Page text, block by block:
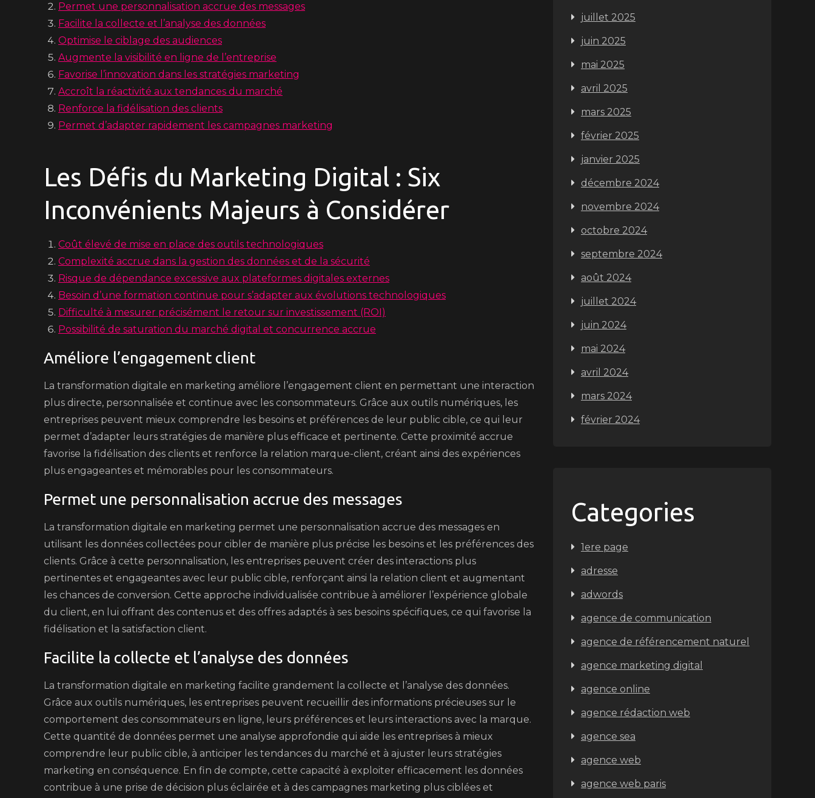
Permet une personnalisation accrue des messages
Facilite la collecte et l’analyse des données
Optimise le ciblage des audiences
Augmente la visibilité en ligne de l’entreprise
Favorise l’innovation dans les stratégies marketing
Accroît la réactivité aux tendances du marché
Renforce la fidélisation des clients
Permet d’adapter rapidement les campagnes marketing
Les Défis du Marketing Digital : Six
Inconvénients Majeurs à Considérer
Coût élevé de mise en place des outils technologiques
Complexité accrue dans la gestion des données et de la sécurité
Risque de dépendance excessive aux plateformes digitales externes
Besoin d’une formation continue pour s’adapter aux évolutions technologiques
Difficulté à mesurer précisément le retour sur investissement (ROI)
Possibilité de saturation du marché digital et concurrence accrue
Améliore l’engagement client
La transformation digitale en marketing améliore l’engagement client en permettant une interaction
plus directe, personnalisée et continue avec les consommateurs. Grâce aux outils numériques, les
entreprises peuvent mieux comprendre les besoins et préférences de leur public cible, ce qui leur
permet d’adapter leurs stratégies de manière plus efficace et pertinente. Cette proximité accrue
favorise la fidélisation des clients et renforce la relation marque-client, créant ainsi des expériences
plus engageantes et mémorables pour les consommateurs.
Permet une personnalisation accrue des messages
La transformation digitale en marketing permet une personnalisation accrue des messages en
utilisant les données collectées pour cibler de manière plus précise les besoins et les préférences des
clients. Grâce à cette personnalisation, les entreprises peuvent créer des interactions plus
pertinentes et engageantes avec leur public cible, renforçant ainsi la relation client et augmentant
les chances de conversion. Cette approche individualisée contribue à améliorer l’expérience globale
du client, en lui offrant des contenus et des offres adaptés à ses besoins spécifiques, ce qui favorise la
fidélisation et la satisfaction client.
Facilite la collecte et l’analyse des données
La transformation digitale en marketing facilite grandement la collecte et l’analyse des données.
Grâce aux outils numériques, les entreprises peuvent recueillir des informations précieuses sur le
comportement des consommateurs en ligne, leurs préférences et leurs interactions avec la marque.
Cette quantité de données permet une analyse approfondie qui aide les entreprises à mieux
comprendre leur public cible, à anticiper les tendances du marché et à ajuster leurs stratégies
marketing en conséquence. En fin de compte, cette capacité à exploiter efficacement les données
contribue à une prise de décision plus éclairée et à des campagnes marketing plus ciblées et
juillet 2025
juin 2025
mai 2025
avril 2025
mars 2025
février 2025
janvier 2025
décembre 2024
novembre 2024
octobre 2024
septembre 2024
août 2024
juillet 2024
juin 2024
mai 2024
avril 2024
mars 2024
février 2024
Categories
1ere page
adresse
adwords
agence de communication
agence de référencement naturel
agence marketing digital
agence online
agence rédaction web
agence sea
agence web
agence web paris